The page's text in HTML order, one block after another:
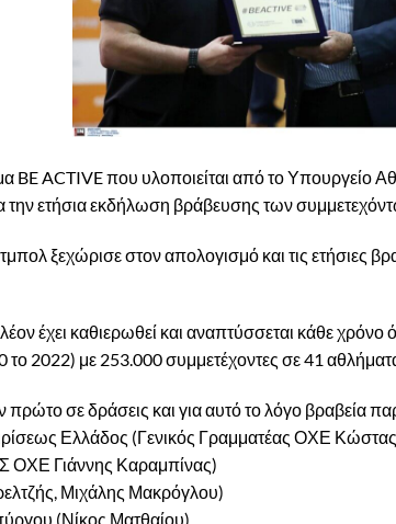
ACTIVE που υλοποιείται από το Υπουργείο
ετήσια εκδήλωση βράβευσης των
ξεχώρισε στον απολογισμό και τις ετήσιες
έχει καθιερωθεί και αναπτύσσεται κάθε
το 2022) με 253.000 συμμετέχοντες σε 41
σε δράσεις και για αυτό το λόγο βραβεία
Ελλάδος (Γενικός Γραμματέας ΟΧΕ Κώστας
ΟΧΕ Γιάννης Καραμπίνας)
Μιχάλης Μακρόγλου)
(Νίκος Ματθαίου)